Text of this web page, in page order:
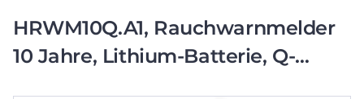
HRWM10Q.A1, Rauchwarnmelder
10 Jahre, Lithium-Batterie, Q-